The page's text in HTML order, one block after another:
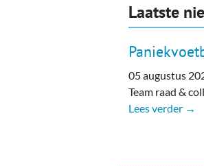
Laatste
05 augustus
Team raad &
Lees verder →